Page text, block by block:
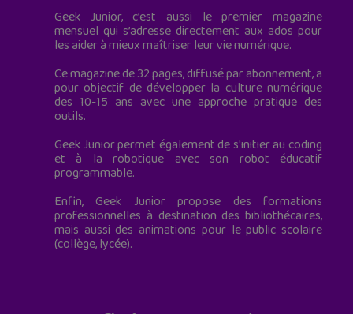
Geek Junior, c’est aussi le premier magazine
mensuel qui s’adresse directement aux ados pour
les aider à mieux maîtriser leur vie numérique.
Ce magazine de 32 pages, diffusé par abonnement, a
pour objectif de développer la culture numérique
des 10-15 ans avec une approche pratique des
outils.
Geek Junior permet également de s'initier au coding
et à la robotique avec son robot éducatif
programmable.
Enfin, Geek Junior propose des formations
professionnelles à destination des bibliothécaires,
mais aussi des animations pour le public scolaire
(collège, lycée).